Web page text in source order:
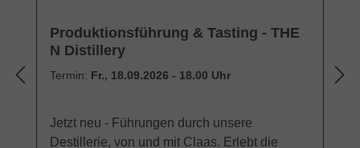
Produktionsführung & Tasting - THE
N Distillery
Termin: Fr., 18.09.2026 - 18.00 Uhr
Jetzt neu - Führungen durch unsere
Destillerie, von und mit Claas. Erlebt die